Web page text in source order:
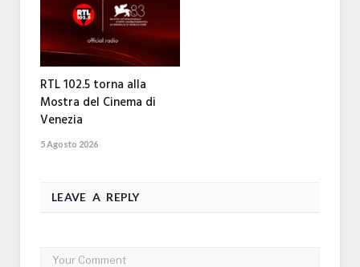
RTL 102.5 torna alla
Mostra del Cinema di
Venezia
5 Agosto 2026
LEAVE A REPLY